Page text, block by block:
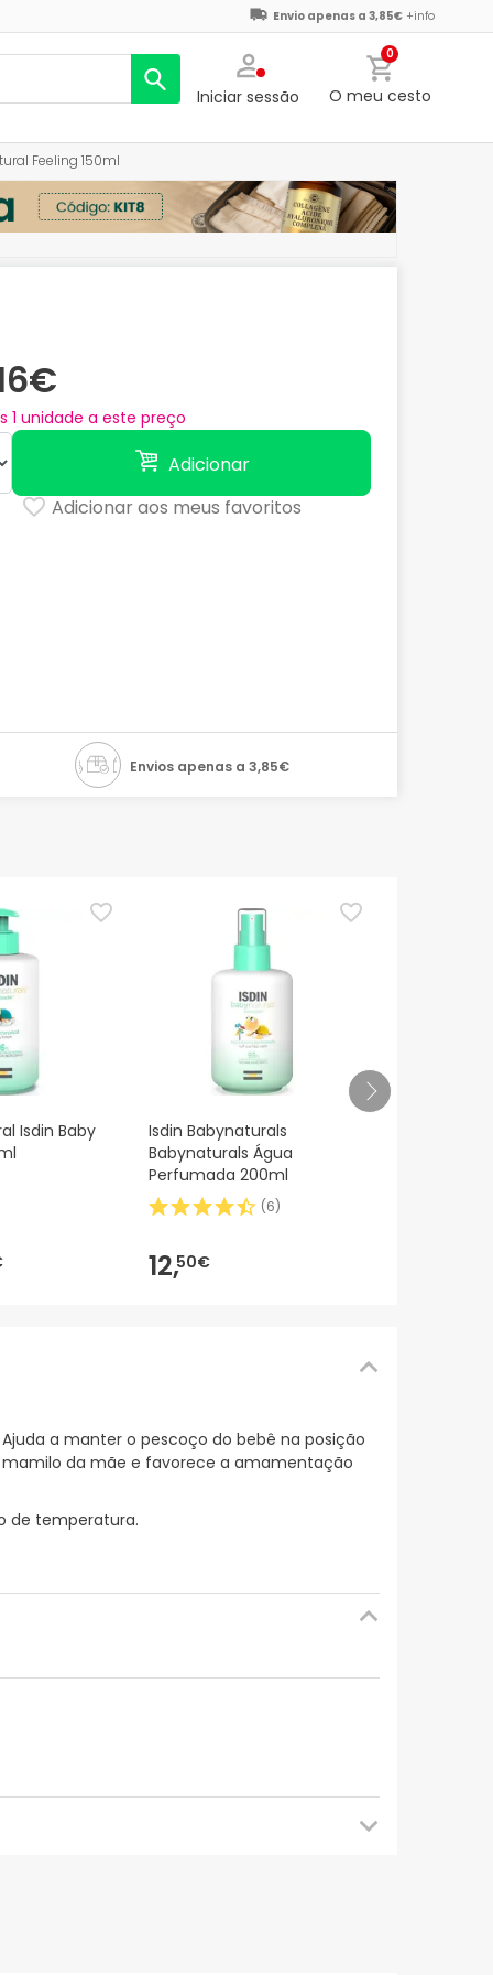
Envio apenas a 3,85€ +info
Iniciar sessão
0
O meu cesto
Feeling 150ml
1 unidade a este preço
Adicionar
Adicionar aos meus favoritos
Envios apenas a 3,85€
Isdin Baby
Isdin Babynaturals
Babynaturals Água
Perfumada 200ml
(6)
12,50€
a manter o pescoço do bebê na posição
da mãe e favorece a amamentação
de temperatura.
que voltes mais tarde para veres as